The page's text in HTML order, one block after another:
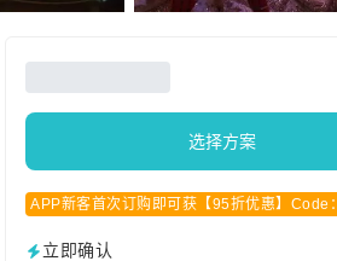
选择方案
APP新客首次订购即可获【95折优惠】Code：
立即确认